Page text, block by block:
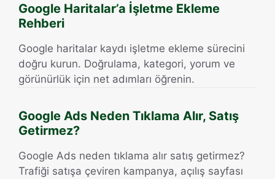
Google Haritalar’a İşletme Ekleme
Rehberi
Google haritalar kaydı işletme ekleme sürecini
doğru kurun. Doğrulama, kategori, yorum ve
görünürlük için net adımları öğrenin.
Google Ads Neden Tıklama Alır, Satış
Getirmez?
Google Ads neden tıklama alır satış getirmez?
Trafiği satışa çeviren kampanya, açılış sayfası